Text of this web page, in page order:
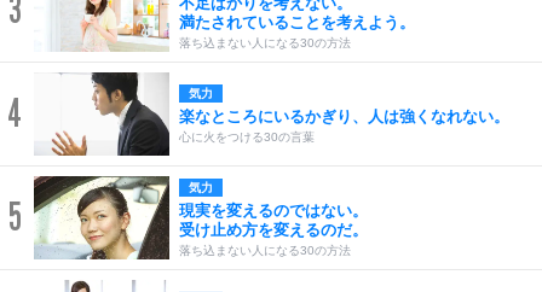
3
満たされていることを考えよう。
落ち込まない人になる30の方法
4 気力
楽なところにいるかぎり、人は強くなれない。
心に火をつける30の言葉
5
気力
現実を変えるのではない。
受け止め方を変えるのだ。
落ち込まない人になる30の方法